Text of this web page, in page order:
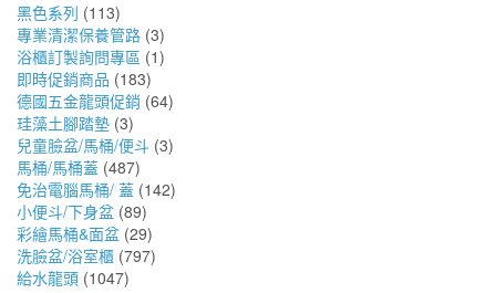
黑色系列 (113)
專業清潔保養管路 (3)
浴櫃訂製詢問專區 (1)
即時促銷商品 (183)
德國五金龍頭促銷 (64)
珪藻土腳踏墊 (3)
兒童臉盆/馬桶/便斗 (3)
馬桶/馬桶蓋 (487)
免治電腦馬桶/ 蓋 (142)
小便斗/下身盆 (89)
彩繪馬桶&面盆 (29)
洗臉盆/浴室櫃 (797)
給水龍頭 (1047)